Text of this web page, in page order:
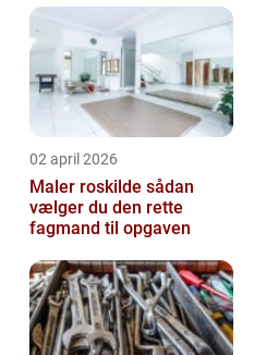
02 april 2026
Maler roskilde sådan
vælger du den rette
fagmand til opgaven